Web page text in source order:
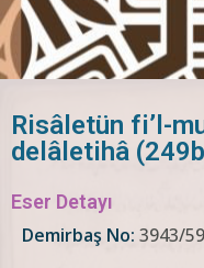
Risâletün fi’l-
delâletihâ
Eser Detayı
Demirbaş No: 3943/59